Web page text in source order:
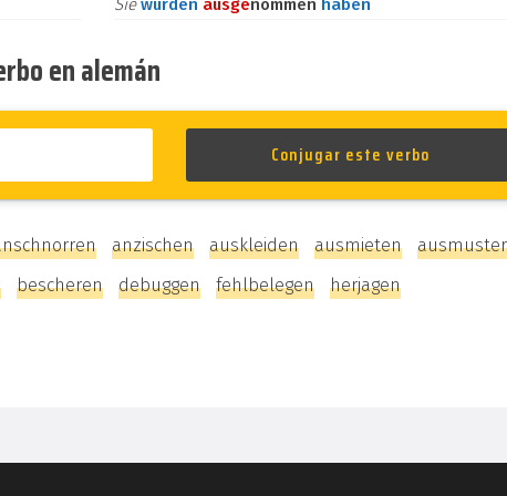
Siewürden ausgenommen haben
en alemán
anzischen auskleiden ausmieten
bescheren debuggen fehlbelegen
herjagen